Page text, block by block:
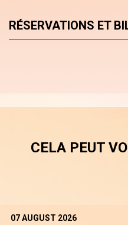
RÉSERVATIONS ET
CELA PEUT
07 AUGUST 2026